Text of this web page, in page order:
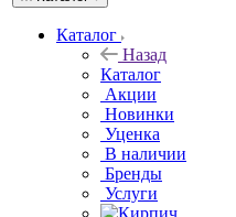
Каталог
Назад
Каталог
Акции
Новинки
Уценка
В наличии
Бренды
Услуги